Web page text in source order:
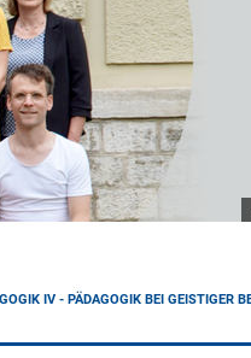
IV - PÄDAGOGIK BEI GEISTIGER